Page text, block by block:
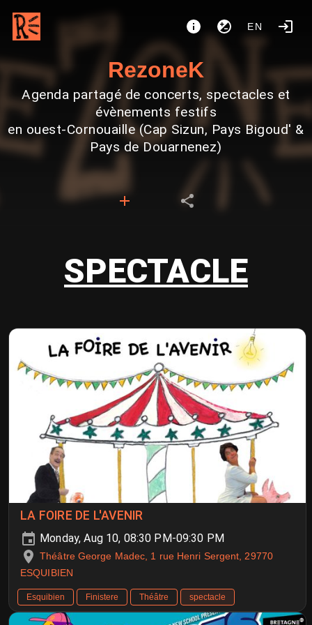
EN
RezoneK
Agenda partagé de concerts, spectacles et
évènements festifs
en ouest-Cornouaille (Cap Sizun, Pays Bigoud' &
Pays de Douarnenez)
SPECTACLE
LA FOIRE DE L'AVENIR
Monday, Aug 10, 08:30 PM-09:30 PM
Théâtre George Madec, 1 rue Henri Sergent, 29770
ESQUIBIEN
Esquibien Finistere Théâtre spectacle